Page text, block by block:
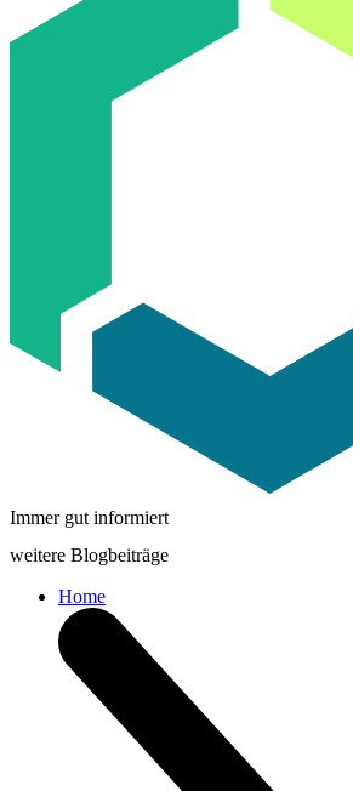
Immer gut informiert
weitere Blogbeiträge
Home